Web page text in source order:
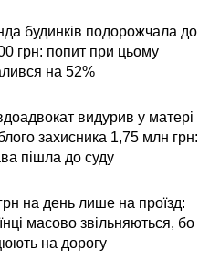
будинків подорожчала до
грн: попит при цьому
на 52%
видурив у матері
захисника 1,75 млн грн:
пішла до суду
на день лише на проїзд:
масово звільняються, бо
на дорогу